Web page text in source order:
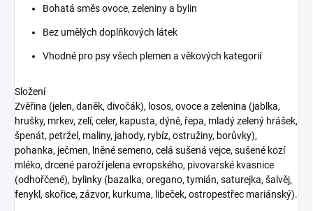
Bohatá směs ovoce, zeleniny a bylin
Bez umělých doplňkových látek
Vhodné pro psy všech plemen a věkových kategorií
Složení
Zvěřina (jelen, daněk, divočák), losos, ovoce a zelenina (jablka,
hrušky, mrkev, zelí, celer, kapusta, dýně, řepa, mladý zelený hrášek,
špenát, petržel, maliny, jahody, rybíz, ostružiny, borůvky),
pohanka, ječmen, lněné semeno, celá sušená vejce, sušené kozí
mléko, drcené paroží jelena evropského, pivovarské kvasnice
(odhořčené), bylinky (bazalka, oregano, tymián, saturejka, šalvěj,
fenykl, skořice, zázvor, kurkuma, libeček, ostropestřec mariánský).